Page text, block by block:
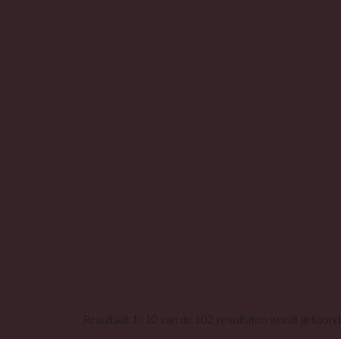
Resultaat 1–10 van de 102 resultaten wordt getoond